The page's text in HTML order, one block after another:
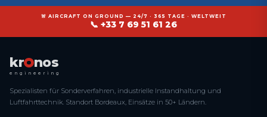
🚨 AIRCRAFT ON GROUND — 24/7 · 365 TAGE · WELTWEIT
📞 +33 7 69 51 61 26
kr nos
engineering
Spezialisten für Sonderverfahren, industrielle Instandhaltung und
Luftfahrttechnik. Standort Bordeaux, Einsätze in 50+ Ländern.